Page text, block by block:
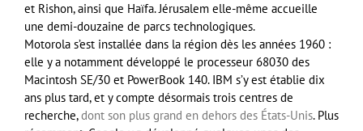
et Rishon, ainsi que Haïfa. Jérusalem elle-même accueille
une demi-douzaine de parcs technologiques.
Motorola s’est installée dans la région dès les années 1960 :
elle y a notamment développé le processeur 68030 des
Macintosh SE/30 et PowerBook 140. IBM s’y est établie dix
ans plus tard, et y compte désormais trois centres de
recherche,dont son plus grand en dehors des États-Unis. Plus